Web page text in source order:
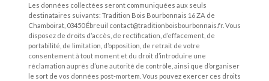
Les données collectées seront communiquées aux seuls
destinataires suivants: Tradition Bois Bourbonnais 16 ZA de
Chamboirat, 03450 Ébreuil contact@traditionboisbourbonnais.fr. Vous
disposez de droits d’accès, de rectification, d’effacement, de
portabilité, de limitation, d’opposition, de retrait de votre
consentement à tout moment et du droit d’introduire une
réclamation auprès d’une autorité de contrôle, ainsi que d’organiser
le sort de vos données post-mortem. Vous pouvez exercer ces droits